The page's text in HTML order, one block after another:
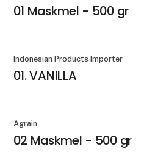
01 Maskmel - 500 gr
Indonesian Products Importer
01. VANILLA
Agrain
02 Maskmel - 500 gr